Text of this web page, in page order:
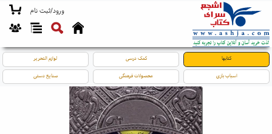
ورود/ثبت نام
کتابها کمک درسی لوازم التحریر
اسباب بازی محصولات فرهنگی صنایع دستی